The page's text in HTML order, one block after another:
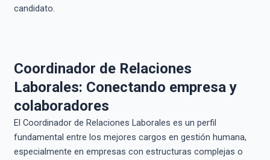
candidato.
Coordinador de Relaciones
Laborales: Conectando empresa y
colaboradores
El Coordinador de Relaciones Laborales es un perfil
fundamental entre los mejores cargos en gestión humana,
especialmente en empresas con estructuras complejas o